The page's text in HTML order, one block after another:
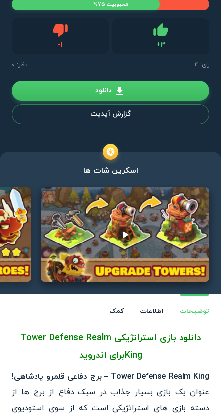
+3
-1
رای: 4 نظر: 0
محبوبیت 75%
دانلود
گزارش آپدیت
اسکرین شات ها
Play video
توضیحات اطلاعات کمک
دانلود بازی استراتژیکی Tower Defense Realm
Kingبرای اندروید
Tower Defense Realm King – برج دفاعی قلمرو پادشاهی!
عنوان یک بازی بسیار جذاب در سبک دفاع از برج ها از
دسته بازی های استراتژیکی است که از سوی استودیوی